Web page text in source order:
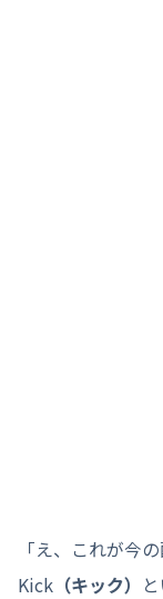
「え、これが今
Kick （キック）